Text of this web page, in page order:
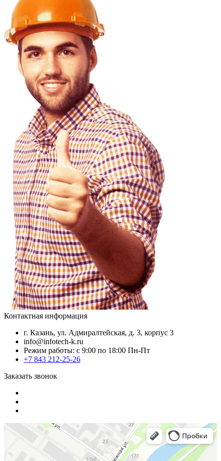
Контактная информация
г. Казань, ул. Адмиралтейская, д. 3, корпус 3
info@infotech-k.ru
Режим работы: с 9:00 по 18:00 Пн-Пт
+7 843 212-25-26
Заказать звонок